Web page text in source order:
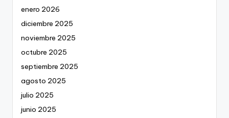
enero 2026
diciembre 2025
noviembre 2025
octubre 2025
septiembre 2025
agosto 2025
julio 2025
junio 2025